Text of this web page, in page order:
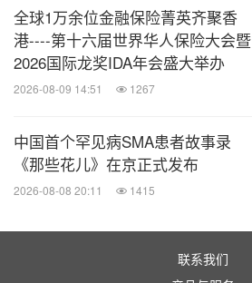
全球1万余位金融保险菁英齐聚香
港----第十六届世界华人保险大会暨
2026国际龙奖IDA年会盛大举办
2026-08-09 14:51 1267
中国首个罕见病SMA患者故事录
《那些花儿》在京正式发布
2026-08-08 20:11 1415
联系我们